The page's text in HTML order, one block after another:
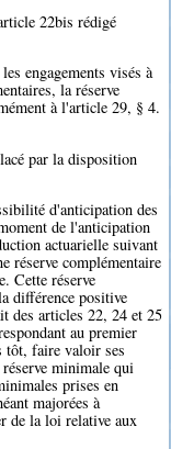
22bis rédigé
engagements visés à
la réserve
à l'article 29, § 4.
par la disposition
d'anticipation des
de l'anticipation
actuarielle suivant
réserve complémentaire
Cette réserve
différence positive
des articles 22, 24 et 25
au premier
tôt, faire valoir ses
minimale qui
prises en
majorées à
de la loi relative aux